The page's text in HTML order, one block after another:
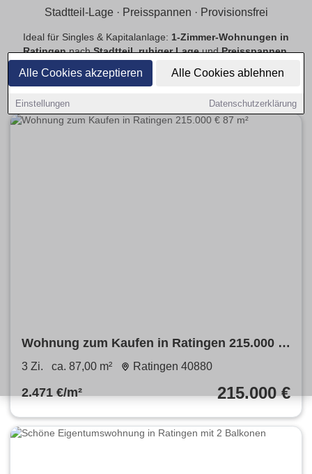
Alle Cookies akzeptieren Alle Cookies ablehnen
Einstellungen Datenschutzerklärung
Stadtteil-Lage · Preisspannen · Provisionsfrei
Ideal für Singles & Kapitalanlage: 1-Zimmer-Wohnungen in
RatingennachStadtteil,ruhiger LageundPreisspannen.
Optionen, prüfe
Bestand .
Wohnung zum Kaufen in Ratingen 215.000 €
87 m²
3 Zi. ca. 87,00 m² Ratingen 40880
2.471 €/m² 215.000 €